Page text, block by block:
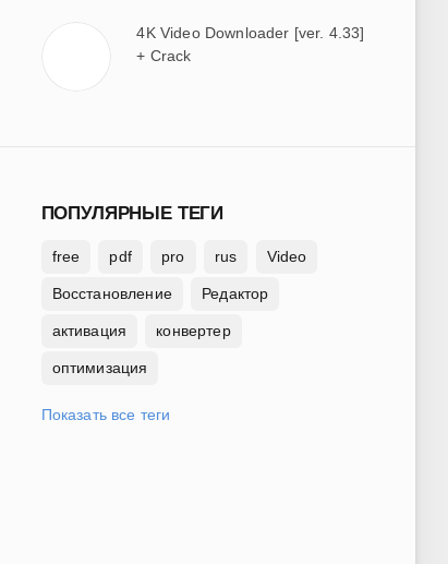
4K Video Downloader [ver. 4.33]
+ Crack
ПОПУЛЯРНЫЕ ТЕГИ
free pdf pro rus Video
Восстановление Редактор
активация конвертер
оптимизация
Показать все теги